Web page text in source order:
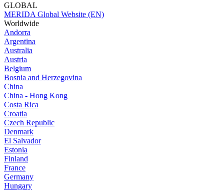
GLOBAL
MERIDA Global Website (EN)
Worldwide
Andorra
Argentina
Australia
Austria
Belgium
Bosnia and Herzegovina
China
China - Hong Kong
Costa Rica
Croatia
Czech Republic
Denmark
El Salvador
Estonia
Finland
France
Germany
Hungary